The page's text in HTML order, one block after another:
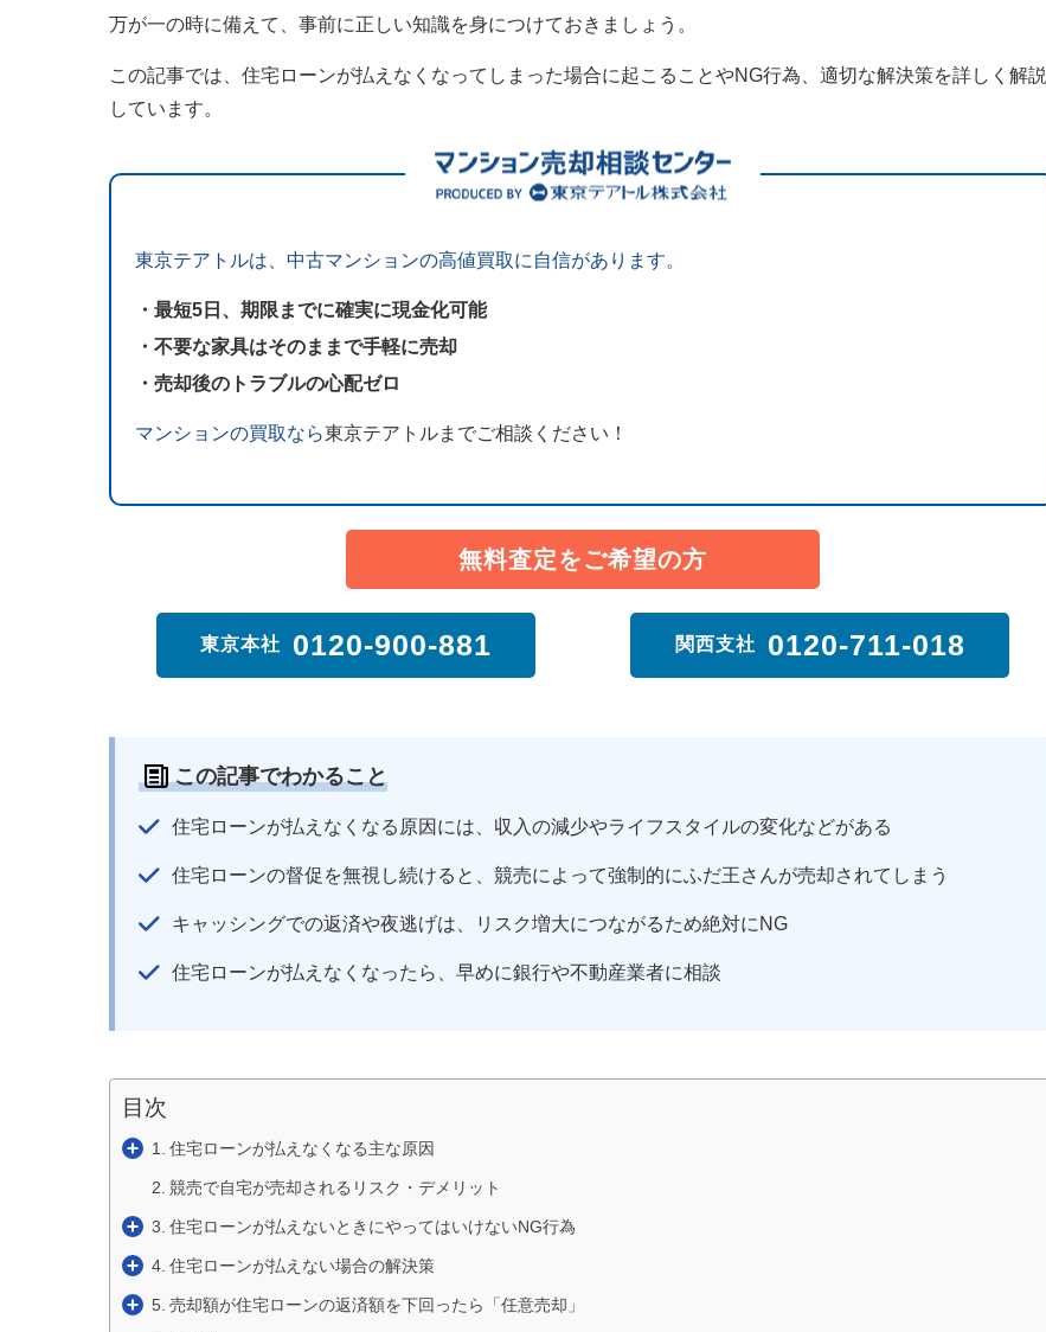
万が一の時に備えて、事前に正しい知識を身につけておきましょう。
この記事では、住宅ローンが払えなくなってしまった場合に起こることやNG行為、適切な解決策を詳しく解説
しています。
東京テアトルは、中古マンションの高値買取に自信があります。
・最短5日、期限までに確実に現金化可能
・不要な家具はそのままで手軽に売却
・売却後のトラブルの心配ゼロ
マンションの買取なら東京テアトルまでご相談ください！
無料査定をご希望の方
東京本社 0120-900-881 関西支社 0120-711-018
この記事でわかること
住宅ローンが払えなくなる原因には、収入の減少やライフスタイルの変化などがある
住宅ローンの督促を無視し続けると、競売によって強制的にふだ王さんが売却されてしまう
キャッシングでの返済や夜逃げは、リスク増大につながるため絶対にNG
住宅ローンが払えなくなったら、早めに銀行や不動産業者に相談
目次
住宅ローンが払えなくなる主な原因
競売で自宅が売却されるリスク・デメリット
住宅ローンが払えないときにやってはいけないNG行為
住宅ローンが払えない場合の解決策
売却額が住宅ローンの返済額を下回ったら「任意売却」